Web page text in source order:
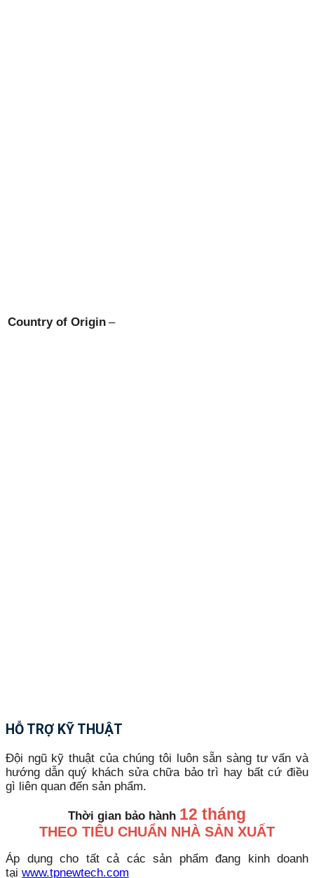
Country of Origin –
HỖ TRỢ KỸ THUẬT
Đội ngũ kỹ thuật của chúng tôi luôn sẵn sàng tư vấn và
hướng dẫn quý khách sửa chữa bảo trì hay bất cứ điều
gì liên quan đến sản phẩm.
Thời gian bảo hành 12 tháng
THEO TIÊU CHUẨN NHÀ SẢN XUẤT
Áp dụng cho tất cả các sản phẩm đang kinh doanh
tại www.tpnewtech.com